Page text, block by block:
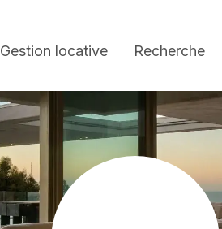
Gestion locative Recherche